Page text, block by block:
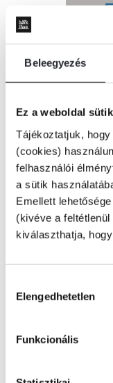
Beleegyezés
Ez a weboldal
Tájékoztatjuk,
(cookies)
felhasználói
a sütik
Emellett
(kivéve a
kiválaszthatja,
kiválasztása
Elengedhetetlen
Funkcionális